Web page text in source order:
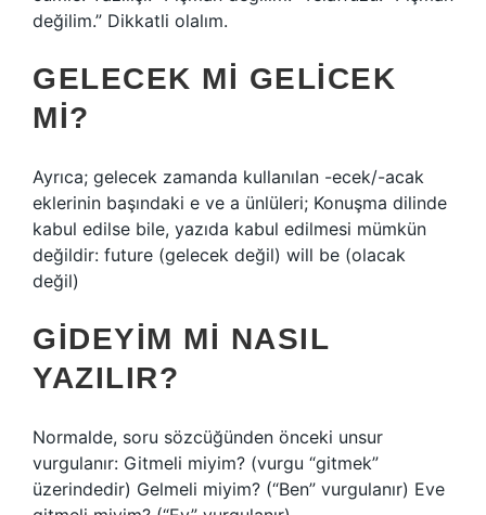
değilim.” Dikkatli olalım.
GELECEK MI GELICEK
MI?
Ayrıca; gelecek zamanda kullanılan -ecek/-acak
eklerinin başındaki e ve a ünlüleri; Konuşma dilinde
kabul edilse bile, yazıda kabul edilmesi mümkün
değildir: future (gelecek değil) will be (olacak
değil)
GIDEYIM MI NASIL
YAZILIR?
Normalde, soru sözcüğünden önceki unsur
vurgulanır: Gitmeli miyim? (vurgu “gitmek”
üzerindedir) Gelmeli miyim? (“Ben” vurgulanır) Eve